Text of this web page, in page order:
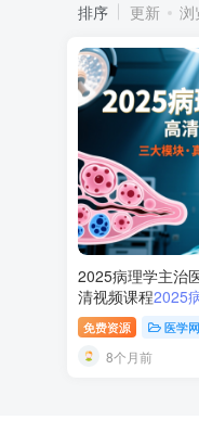
排序 更新 浏
2025病理学主治
清视频课程2025
略与高清视频课
免费资源 医学
8个月前